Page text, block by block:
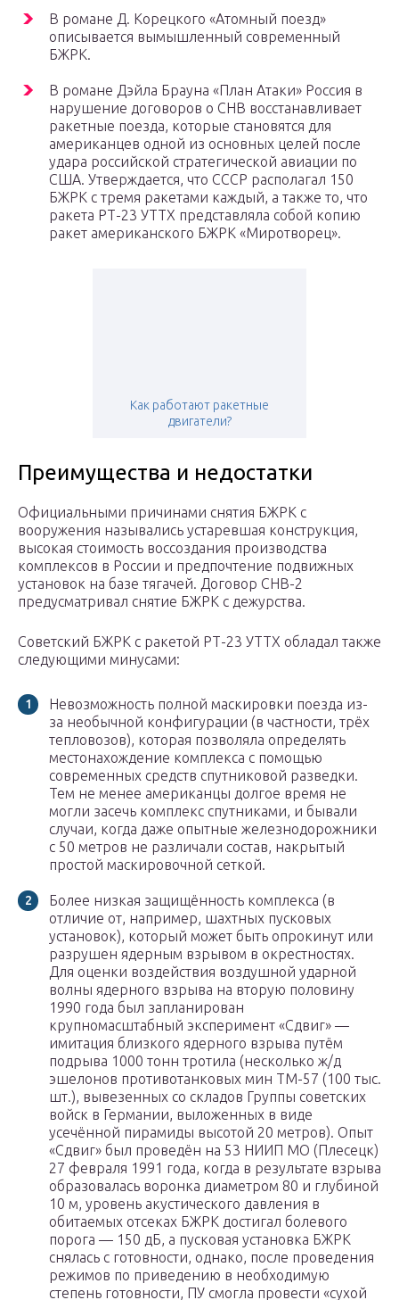
В романе Д. Корецкого «Атомный поезд»
описывается вымышленный современный
БЖРК.
В романе Дэйла Брауна «План Атаки» Россия в
нарушение договоров о СНВ восстанавливает
ракетные поезда, которые становятся для
американцев одной из основных целей после
удара российской стратегической авиации по
США. Утверждается, что СССР располагал 150
БЖРК с тремя ракетами каждый, а также то, что
ракета РТ-23 УТТХ представляла собой копию
ракет американского БЖРК «Миротворец».
Как работают ракетные
двигатели?
Преимущества и недостатки
Официальными причинами снятия БЖРК с
вооружения назывались устаревшая конструкция,
высокая стоимость воссоздания производства
комплексов в России и предпочтение подвижных
установок на базе тягачей. Договор СНВ-2
предусматривал снятие БЖРК с дежурства.
Советский БЖРК с ракетой РТ-23 УТТХ обладал также
следующими минусами:
Невозможность полной маскировки поезда из-
за необычной конфигурации (в частности, трёх
тепловозов), которая позволяла определять
местонахождение комплекса с помощью
современных средств спутниковой разведки.
Тем не менее американцы долгое время не
могли засечь комплекс спутниками, и бывали
случаи, когда даже опытные железнодорожники
с 50 метров не различали состав, накрытый
простой маскировочной сеткой.
Более низкая защищённость комплекса (в
отличие от, например, шахтных пусковых
установок), который может быть опрокинут или
разрушен ядерным взрывом в окрестностях.
Для оценки воздействия воздушной ударной
волны ядерного взрыва на вторую половину
1990 года был запланирован
крупномасштабный эксперимент «Сдвиг» —
имитация близкого ядерного взрыва путём
подрыва 1000 тонн тротила (несколько ж/д
эшелонов противотанковых мин ТМ-57 (100 тыс.
шт.), вывезенных со складов Группы советских
войск в Германии, выложенных в виде
усечённой пирамиды высотой 20 метров). Опыт
«Сдвиг» был проведён на 53 НИИП МО (Плесецк)
27 февраля 1991 года, когда в результате взрыва
образовалась воронка диаметром 80 и глубиной
10 м, уровень акустического давления в
обитаемых отсеках БЖРК достигал болевого
порога — 150 дБ, а пусковая установка БЖРК
снялась с готовности, однако, после проведения
режимов по приведению в необходимую
степень готовности, ПУ смогла провести «сухой